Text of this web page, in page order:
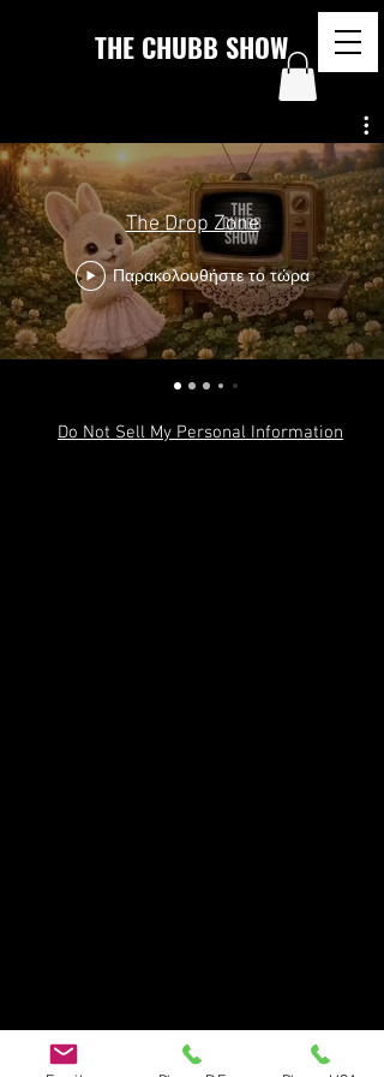
THE CHUBB SHOW
The Drop Zone
Παρακολουθήστε το τώρα
Do Not Sell My Personal Information